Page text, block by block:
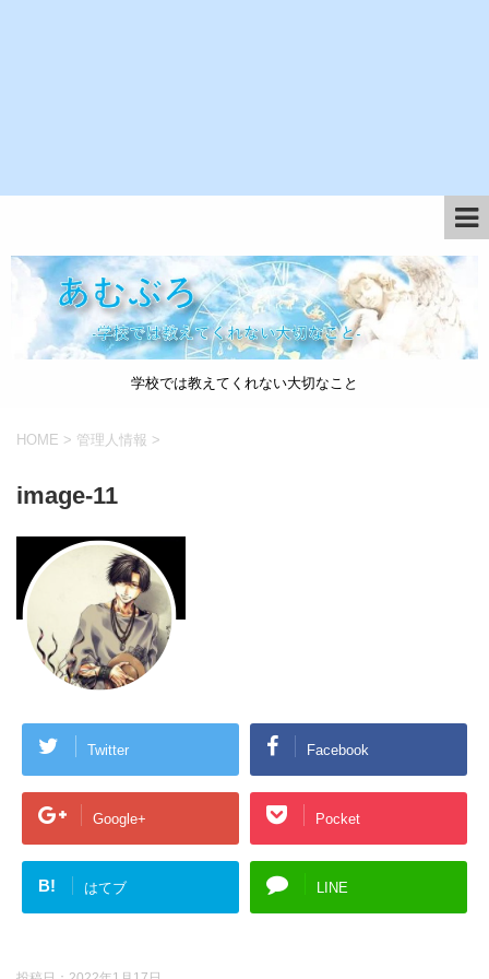
学校では教えてくれない大切なこと
HOME > 管理人情報 >
image-11
Twitter Facebook
Google+ Pocket
B! はてブ LINE